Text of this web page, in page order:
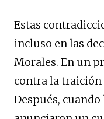
Estas
incluso en las
Morales. En un
contra la traición
Después,